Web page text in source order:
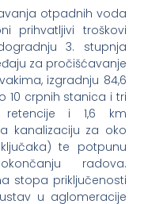
otpadnih voda
prihvatljivi troškovi
3. stupnja
za pročišćavanje
izgradnju 84,6
10 crpnih stanica i tri
retencije i 1,6 km
kanalizaciju za oko
te potpunu
radova.
stopa priključenosti
u aglomeracije